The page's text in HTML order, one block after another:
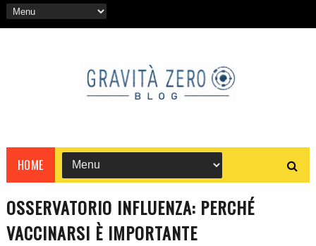
HOME
OSSERVATORIO INFLUENZA: PERCHÉ
VACCINARSI È IMPORTANTE